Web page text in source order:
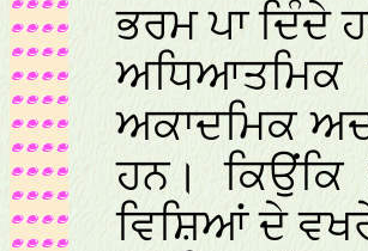
ਭਰਮ ਪਾ ਦਿੰਦੇ
ਅਕਾਦਮਿਕ
ਹਨ।
ਵਿਸ਼ਿਆਂ ਦੇ